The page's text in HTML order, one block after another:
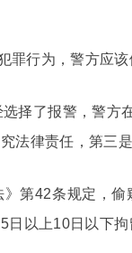
罪行为，警方应该
择了报警，警方
法律责任，第三
》第42条规定，
日以上10日以下拘